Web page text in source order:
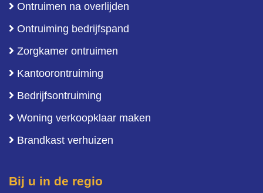
Ontruimen na overlijden
Ontruiming bedrijfspand
Zorgkamer ontruimen
Kantoorontruiming
Bedrijfsontruiming
Woning verkoopklaar maken
Brandkast verhuizen
Bij u in de regio